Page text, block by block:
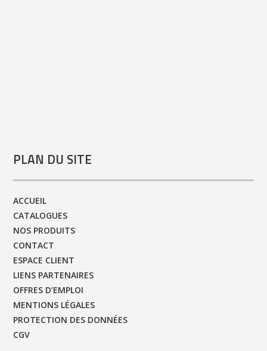
PLAN DU SITE
ACCUEIL
CATALOGUES
NOS PRODUITS
CONTACT
ESPACE CLIENT
LIENS PARTENAIRES
OFFRES D’EMPLOI
MENTIONS LÉGALES
PROTECTION DES DONNÉES
CGV